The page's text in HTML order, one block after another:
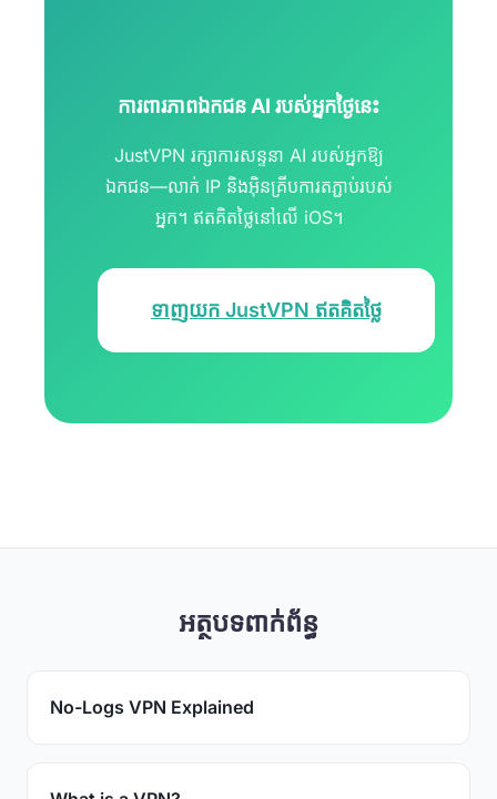
ការពារភាពឯកជន AI របស់អ្នកថ្ងៃនេះ
JustVPN រក្សាការសន្ទនា AI របស់អ្នកឱ្យ
ឯកជន—លាក់ IP និងអ៊ិនគ្រីបការតភ្ជាប់របស់
អ្នក។ ឥតគិតថ្លៃនៅលើ iOS។
ទាញយក JustVPN ឥតគិតថ្លៃ
អត្ថបទពាក់ព័ន្ធ
No-Logs VPN Explained